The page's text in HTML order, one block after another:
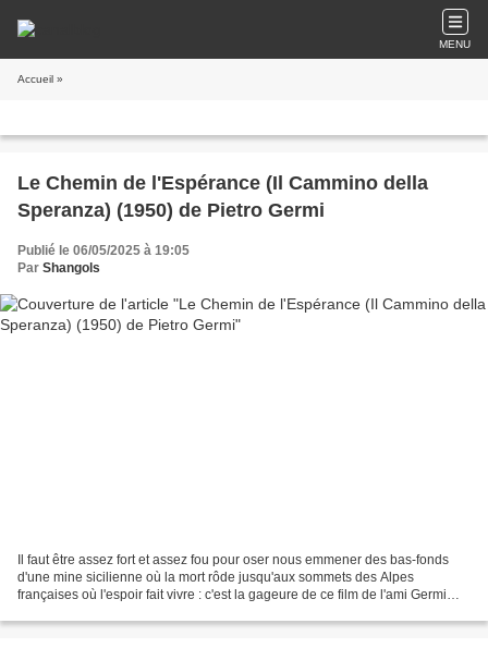
MENU
Accueil »
Le Chemin de l'Espérance (Il Cammino della
Speranza) (1950) de Pietro Germi
Publié le 06/05/2025 à 19:05
Par Shangols
Il faut être assez fort et assez fou pour oser nous emmener des bas-fonds
d'une mine sicilienne où la mort rôde jusqu'aux sommets des Alpes
françaises où l'espoir fait vivre : c'est la gageure de ce film de l'ami Germi